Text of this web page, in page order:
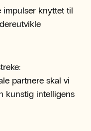
impulser knyttet til
partnere skal vi
kunstig intelligens